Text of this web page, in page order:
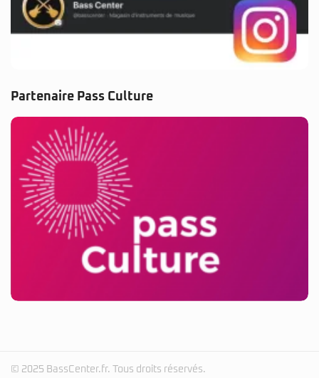
Partenaire Pass Culture
© 2025 BassCenter.fr. Tous droits réservés.